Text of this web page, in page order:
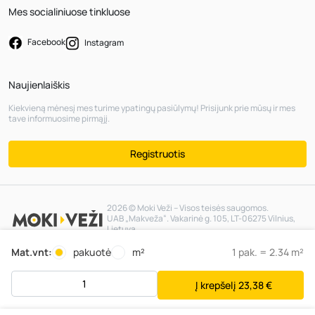
Mat.vnt: pakuotė m² 1 pak. = 2.34 m²
Į krepšelį 23,38 €
Mes socialiniuose tinkluose
Facebook Instagram
Naujienlaiškis
Kiekvieną mėnesį mes turime ypatingų pasiūlymų! Prisijunk prie mūsų ir mes
tave informuosime pirmąjį.
Registruotis
2026 © Moki Veži – Visos teisės saugomos.
UAB „Makveža“. Vakarinė g. 105, LT-06275 Vilnius,
Lietuva